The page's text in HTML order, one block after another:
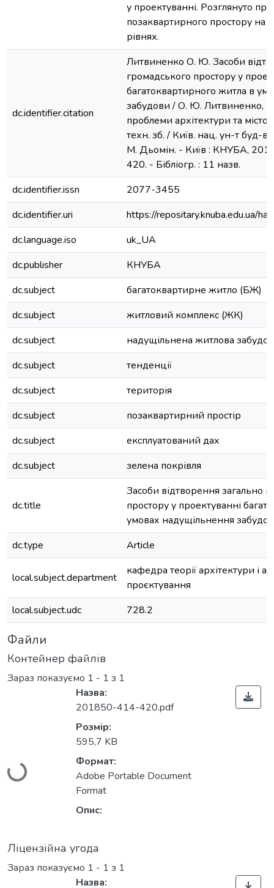
у проектуванні. Розглянуто
позаквартирного простору на
рівнях.
dc.identifier.citation
Литвиненко О. Ю. Засоби
громадського простору у
багатоквартирного житла в
забудови / О. Ю. Литвиненко, В.
проблеми архітектури та
техн. зб. / Київ. нац. ун-т буд-ва
М. Дьомін. - Київ : КНУБА,
420. - Бібліогр. : 11 назв.
dc.identifier.issn
2077-3455
dc.identifier.uri
https://repositary.knuba.edu.ua/
dc.language.iso
uk_UA
dc.publisher
КНУБА
dc.subject
багатоквартирне житло (БЖ)
dc.subject
житловий комплекс (ЖК)
dc.subject
надущільнена житлова
dc.subject
тенденції
dc.subject
територія
dc.subject
позаквартирний простір
dc.subject
експлуатований дах
dc.subject
зелена покрівля
dc.title
Засоби відтворення загально
простору у проектуванні
умовах надущільнення
dc.type
Article
local.subject.department
кафедра теорії архітектури і
проєктування
local.subject.udc
728.2
Файли
Контейнер файлів
Зараз показуємо 1 - 1 з 1
Вантажиться...
Назва:
201850-414-420.pdf
Розмір:
595,7 KB
Формат:
Adobe Portable Document
Format
Опис:
Ліцензійна угода
Зараз показуємо 1 - 1 з 1
Назва: